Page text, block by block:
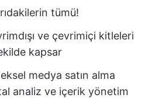
tümü!
ve çevrimiçi kitleleri
kapsar
medya satın alma
analiz ve içerik yönetim